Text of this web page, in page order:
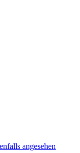
angesehen